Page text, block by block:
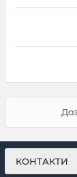
КОНТАКТИ